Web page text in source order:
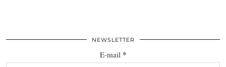
NEWSLETTER
E-mail *